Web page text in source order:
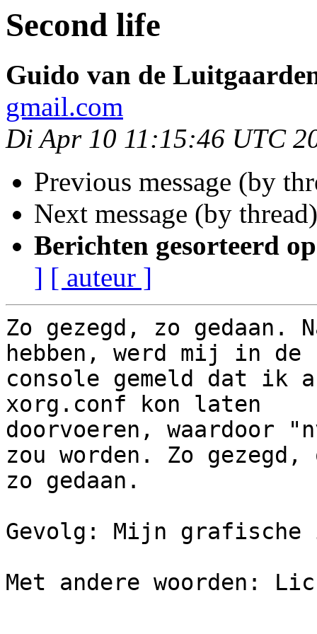
Second life
Guido van de
gmail.com
Di Apr 10 11:15:46 UTC
Previous message (by
Next message (by
Berichten gesorteerd
] [ auteur ]
Zo gezegd, zo gedaan.
hebben, werd mij in de
console gemeld dat ik
xorg.conf kon laten
doorvoeren, waardoor
zou worden. Zo gezegd,
zo gedaan.
Gevolg: Mijn
Met andere woorden: